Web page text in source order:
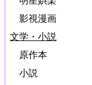
影視漫画
文学・小説
原作本
小説